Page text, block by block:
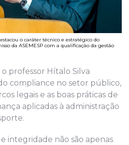
o caráter técnico e estratégico do
da ASEMESP com a qualificação da gestão
professor Hítalo Silva
compliance no setor público,
legais e as boas práticas de
aplicadas à administração
integridade não são apenas